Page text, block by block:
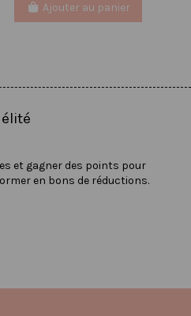
Ajouter au panier
et gagner des points pour
en bons de réductions.